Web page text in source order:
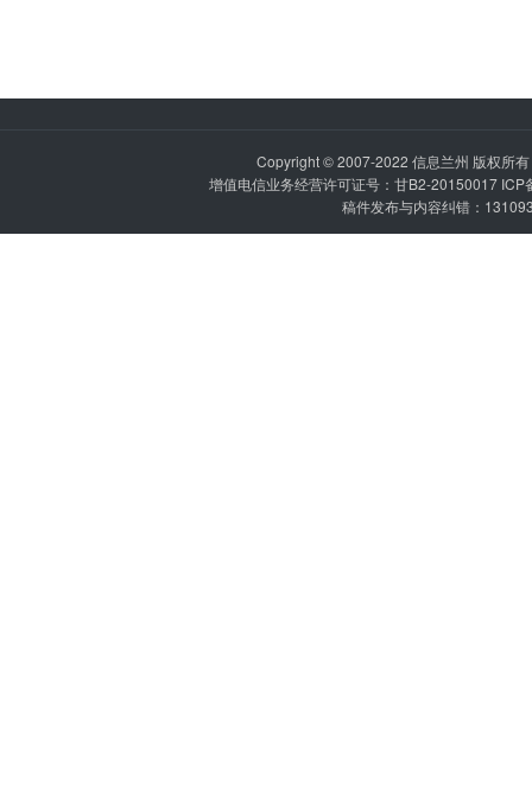
Copyright © 2007-2022 信息兰州 版权所
增值电信业务经营许可证号：甘B2-20150017 ICP
稿件发布与内容纠错：